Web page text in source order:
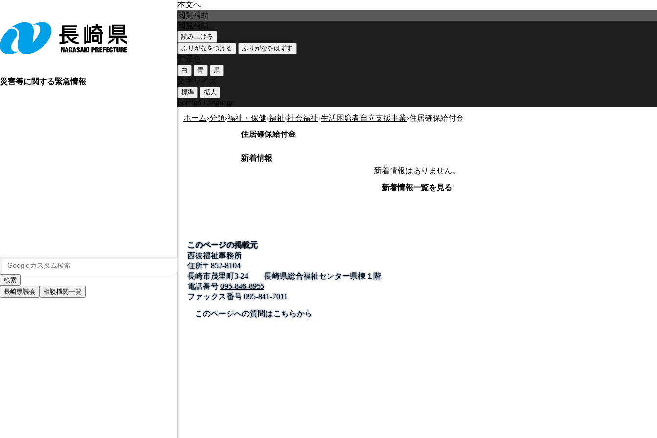
本文へ
災害等に関する緊急情報
長崎県議会 相談機関一覧
閲覧補助
閲覧補助
読み上げる
ふりがなをつける
ふりがなをはずす
背景色
白 青 黒
文字サイズ
標準 拡大
Foreign Language
ホーム›分類›福祉・保健›福祉›社会福祉›生活困窮者自立支援事業›住居確保給付金
住居確保給付金
新着情報
新着情報はありません。
新着情報一覧を見る
このページの掲載元
西彼福祉事務所
住所〒852-8104
長崎市茂里町3-24 長崎県総合福祉センター県棟１階
電話番号 095-846-8955
ファックス番号095-841-7011
このページへの質問はこちらから
公式SNS
このサイトについて
長崎県庁